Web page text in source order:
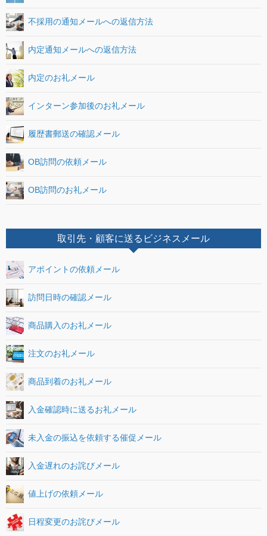
不採用の通知メールへの返信方法
内定通知メールへの返信方法
内定のお礼メール
インターン参加後のお礼メール
履歴書郵送の確認メール
OB訪問の依頼メール
OB訪問のお礼メール
取引先・顧客に送るビジネスメール
アポイントの依頼メール
訪問日時の確認メール
商品購入のお礼メール
注文のお礼メール
商品到着のお礼メール
入金確認時に送るお礼メール
未入金の振込を依頼する催促メール
入金遅れのお詫びメール
値上げの依頼メール
日程変更のお詫びメール